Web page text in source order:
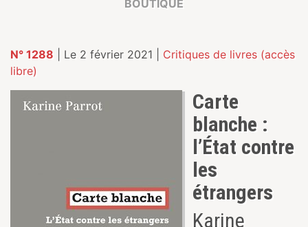
BOUTIQUE
N° 1288 | Le 2 février 2021 | Critiques de livres (accès
libre)
Carte
blanche :
l’État contre
les
étrangers
Karine